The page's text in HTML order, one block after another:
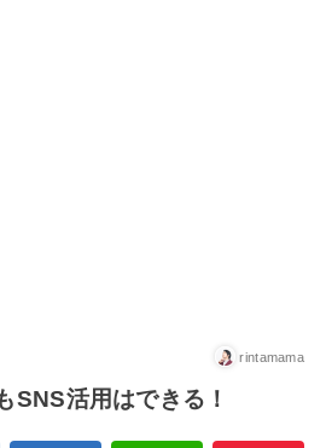
rintamama
SNS活用はできる！